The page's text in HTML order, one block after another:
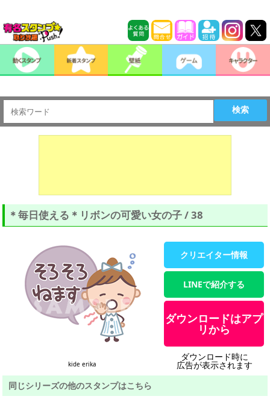
検索
＊毎日使える＊リボンの可愛い女の子 / 38
kide erika
クリエイター情報
LINEで紹介する
ダウンロードはアプ
リから
ダウンロード時に
広告が表示されます
同じシリーズの他のスタンプはこちら